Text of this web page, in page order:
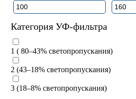
Категория УФ-фильтра
1 ( 80–43% светопропускания)
2 (43–18% светопропускания)
3 (18–8% светопропускания)